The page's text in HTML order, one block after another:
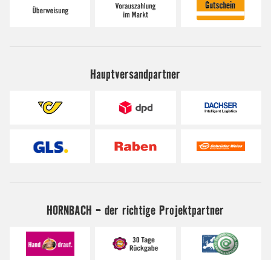
Hauptversandpartner
HORNBACH - der richtige Projektpartner